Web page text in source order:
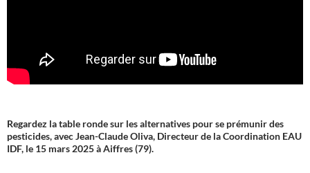
Regardez la table ronde sur les alternatives pour se prémunir des
pesticides, avec Jean-Claude Oliva, Directeur de la Coordination EAU
IDF, le 15 mars 2025 à Aiffres (79).